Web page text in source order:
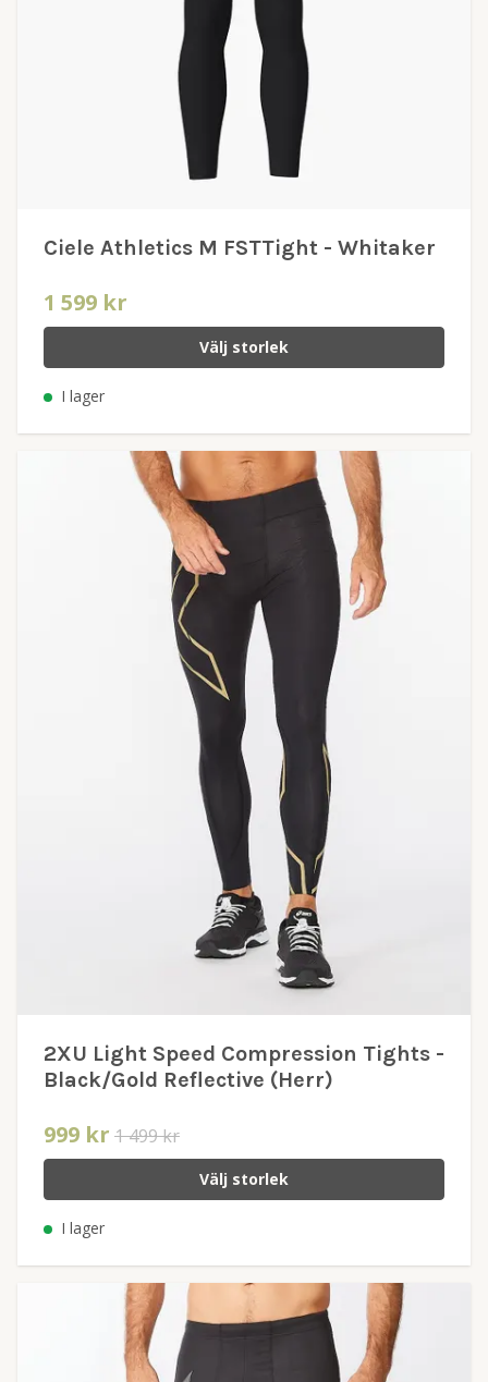
Ciele Athletics M FSTTight - Whitaker
1 599 kr
Välj storlek
I lager
2XU Light Speed Compression Tights -
Black/Gold Reflective (Herr)
999 kr 1 499 kr
Välj storlek
I lager